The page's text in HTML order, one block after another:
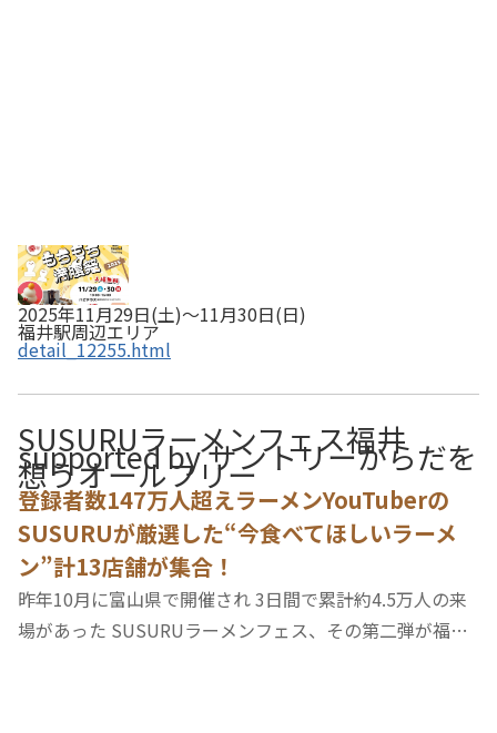
2025年11月29日(土)～11月30日(日)
福井駅周辺エリア
detail_12255.html
SUSURUラーメンフェス福井
supported by サントリーからだを
想うオールフリー
登録者数147万人超えラーメンYouTuberの
SUSURUが厳選した“今食べてほしいラーメ
ン”計13店舗が集合！
昨年10月に富山県で開催され 3日間で累計約4.5万人の来
場があった SUSURUラーメンフェス、その第二弾が福井